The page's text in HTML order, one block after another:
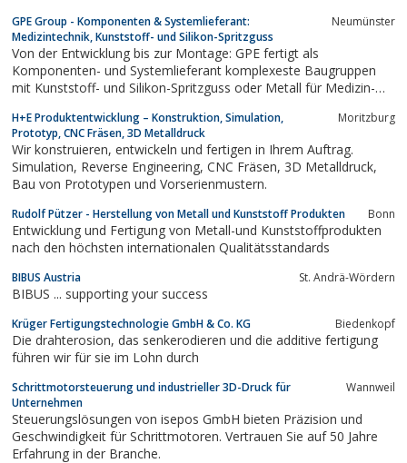
gegen äußere Einflüsse und chemische
Verbindungen. In der Schilderfabrik Bohn fertigen
wir Frontplatten, Typenschilder, QR Code
Schilder, Inventarschilder und...
GPE Group - Komponenten & Systemlieferant:
Medizintechnik, Kunststoff- und Silikon-Spritzguss
Neumünster
Von der Entwicklung bis zur Montage: GPE fertigt als
Komponenten- und Systemlieferant komplexeste Baugruppen
mit Kunststoff- und Silikon-Spritzguss oder Metall für Medizin-
H+E Produktentwicklung – Konstruktion, Simulation,
Prototyp, CNC Fräsen, 3D Metalldruck
Moritzburg
Wir konstruieren, entwickeln und fertigen in Ihrem Auftrag.
Simulation, Reverse Engineering, CNC Fräsen, 3D Metalldruck,
Bau von Prototypen und Vorserienmustern.
Rudolf Pützer - Herstellung von Metall und Kunststoff Produkten Bonn
Entwicklung und Fertigung von Metall-und Kunststoffprodukten
nach den höchsten internationalen Qualitätsstandards
BIBUS Austria St. Andrä-Wördern
BIBUS ... supporting your success
Krüger Fertigungstechnologie GmbH & Co. KG Biedenkopf
Die drahterosion, das senkerodieren und die additive fertigung
führen wir für sie im Lohn durch
Schrittmotorsteuerung und industrieller 3D-Druck für
Unternehmen
Wannweil
Steuerungslösungen von isepos GmbH bieten Präzision und
Geschwindigkeit für Schrittmotoren. Vertrauen Sie auf 50 Jahre
Erfahrung in der Branche.